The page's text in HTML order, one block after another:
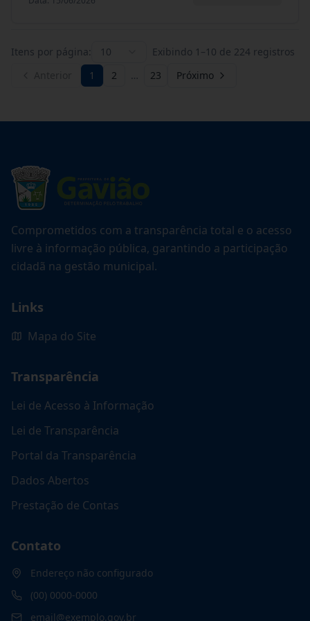
Itens por página: 10 Exibindo 1 –10 de 224 registros
1 2 … 23 Próximo
Comprometidos com a transparência total e o acesso
livre à informação pública, garantindo a participação
cidadã na gestão municipal.
Links
Mapa do Site
Transparência
Lei de Acesso à Informação
Lei de Transparência
Portal da Transparência
Dados Abertos
Prestação de Contas
Contato
Endereço não configurado
(00) 0000-0000
email@exemplo.gov.br